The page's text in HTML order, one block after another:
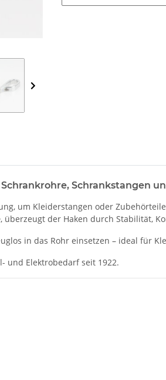
Schrankstangen
um Kleiderstangen oder
, überzeugt der Haken durch Stabilität,
in das Rohr einsetzen – ideal für
und Elektrobedarf seit 1922.